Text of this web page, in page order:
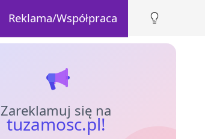
Reklama/Współpraca
Zareklamuj się na
tuzamosc.pl!